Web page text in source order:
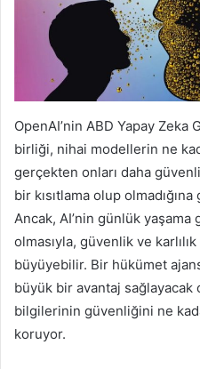
OpenAI’nin ABD Yapay
birliği, nihai modellerin ne
gerçekten onları daha
bir kısıtlama olup
Ancak, AI’nin günlük
olmasıyla, güvenlik ve
büyüyebilir. Bir hükümet
büyük bir avantaj sağlayacak
bilgilerinin güvenliğini ne
koruyor.